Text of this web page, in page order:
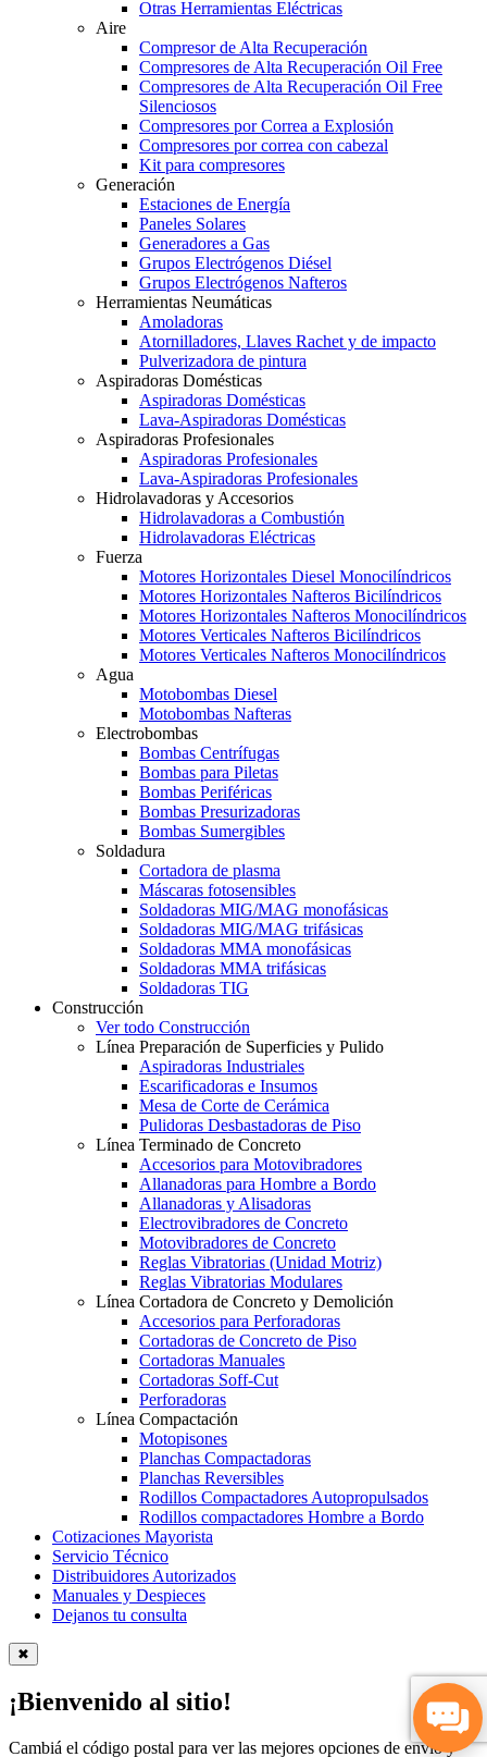
Otras Herramientas Eléctricas
Aire
Compresor de Alta Recuperación
Compresores de Alta Recuperación Oil Free
Compresores de Alta Recuperación Oil Free
Silenciosos
Compresores por Correa a Explosión
Compresores por correa con cabezal
Kit para compresores
Generación
Estaciones de Energía
Paneles Solares
Generadores a Gas
Grupos Electrógenos Diésel
Grupos Electrógenos Nafteros
Herramientas Neumáticas
Amoladoras
Atornilladores, Llaves Rachet y de impacto
Pulverizadora de pintura
Aspiradoras Domésticas
Aspiradoras Domésticas
Lava-Aspiradoras Domésticas
Aspiradoras Profesionales
Aspiradoras Profesionales
Lava-Aspiradoras Profesionales
Hidrolavadoras y Accesorios
Hidrolavadoras a Combustión
Hidrolavadoras Eléctricas
Fuerza
Motores Horizontales Diesel Monocilíndricos
Motores Horizontales Nafteros Bicilíndricos
Motores Horizontales Nafteros Monocilíndricos
Motores Verticales Nafteros Bicilíndricos
Motores Verticales Nafteros Monocilíndricos
Agua
Motobombas Diesel
Motobombas Nafteras
Electrobombas
Bombas Centrífugas
Bombas para Piletas
Bombas Periféricas
Bombas Presurizadoras
Bombas Sumergibles
Soldadura
Cortadora de plasma
Máscaras fotosensibles
Soldadoras MIG/MAG monofásicas
Soldadoras MIG/MAG trifásicas
Soldadoras MMA monofásicas
Soldadoras MMA trifásicas
Soldadoras TIG
Construcción
Ver todo Construcción
Línea Preparación de Superficies y Pulido
Aspiradoras Industriales
Escarificadoras e Insumos
Mesa de Corte de Cerámica
Pulidoras Desbastadoras de Piso
Línea Terminado de Concreto
Accesorios para Motovibradores
Allanadoras para Hombre a Bordo
Allanadoras y Alisadoras
Electrovibradores de Concreto
Motovibradores de Concreto
Reglas Vibratorias (Unidad Motriz)
Reglas Vibratorias Modulares
Línea Cortadora de Concreto y Demolición
Accesorios para Perforadoras
Cortadoras de Concreto de Piso
Cortadoras Manuales
Cortadoras Soff-Cut
Perforadoras
Línea Compactación
Motopisones
Planchas Compactadoras
Planchas Reversibles
Rodillos Compactadores Autopropulsados
Rodillos compactadores Hombre a Bordo
Cotizaciones Mayorista
Servicio Técnico
Distribuidores Autorizados
Manuales y Despieces
Dejanos tu consulta
✖
¡Bienvenido al sitio!
Cambiá el código postal para ver las mejores opciones de envío y